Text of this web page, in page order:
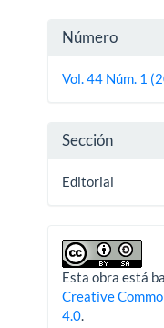
artículo
Detalles
del
Número
Vol. 44 Núm. 1
Sección
Editorial
Esta obra está
Creative
4.0.